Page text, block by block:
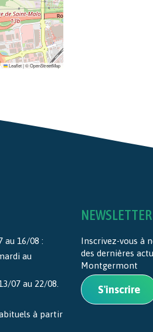
Leaflet|©OpenStreetMap
au 16/08 :
au
07 au 22/08.
à partir
NEWSLETTER
Inscrivez-vous à
des dernières
Montgermont
S'inscrire